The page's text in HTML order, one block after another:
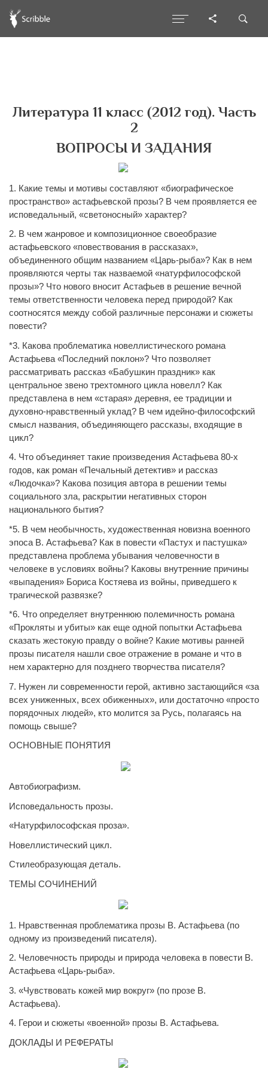
Литература 11 класс (2012 год). Часть
2
ВОПРОСЫ И ЗАДАНИЯ
1. Какие темы и мотивы составляют «биографическое
пространство» астафьевской прозы? В чем проявляется ее
исповедальный, «светоносный» характер?
2. В чем жанровое и композиционное своеобразие
астафьевского «повествования в рассказах»,
объединенного общим названием «Царь-рыба»? Как в нем
проявляются черты так назваемой «натурфилософской
прозы»? Что нового вносит Астафьев в решение вечной
темы ответственности человека перед природой? Как
соотносятся между собой различные персонажи и сюжеты
повести?
*3. Какова проблематика новеллистического романа
Астафьева «Последний поклон»? Что позволяет
рассматривать рассказ «Бабушкин праздник» как
центральное звено трехтомного цикла новелл? Как
представлена в нем «старая» деревня, ее традиции и
духовно-нравственный уклад? В чем идейно-философский
смысл названия, объединяющего рассказы, входящие в
цикл?
4. Что объединяет такие произведения Астафьева 80-х
годов, как роман «Печальный детектив» и рассказ
«Людочка»? Какова позиция автора в решении темы
социального зла, раскрытии негативных сторон
национального бытия?
*5. В чем необычность, художественная новизна военного
эпоса В. Астафьева? Как в повести «Пастух и пастушка»
представлена проблема убывания человечности в
человеке в условиях войны? Каковы внутренние причины
«выпадения» Бориса Костяева из войны, приведшего к
трагической развязке?
*6. Что определяет внутреннюю полемичность романа
«Прокляты и убиты» как еще одной попытки Астафьева
сказать жестокую правду о войне? Какие мотивы ранней
прозы писателя нашли свое отражение в романе и что в
нем характерно для позднего творчества писателя?
7. Нужен ли современности герой, активно застающийся «за
всех униженных, всех обиженных», или достаточно «просто
порядочных людей», кто молится за Русь, полагаясь на
помощь свыше?
ОСНОВНЫЕ ПОНЯТИЯ
Автобиографизм.
Исповедальность прозы.
«Натурфилософская проза».
Новеллистический цикл.
Стилеобразующая деталь.
ТЕМЫ СОЧИНЕНИЙ
1. Нравственная проблематика прозы В. Астафьева (по
одному из произведений писателя).
2. Человечность природы и природа человека в повести В.
Астафьева «Царь-рыба».
3. «Чувствовать кожей мир вокруг» (по прозе В.
Астафьева).
4. Герои и сюжеты «военной» прозы В. Астафьева.
ДОКЛАДЫ И РЕФЕРАТЫ